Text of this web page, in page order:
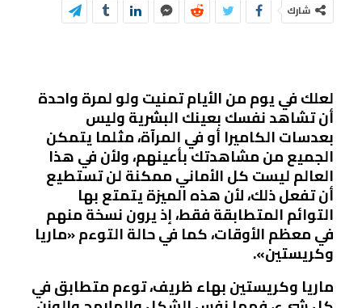
شارك
لعلك في يوم من الأيام تمنيت ولو لمرة واحدة
أن تشاهد نفسك بعينك البشرية وليس
بعدسات الكاميرا أو في المرآة، مثلما يتمكن
الجميع من مشاهدتك بأعينهم، ولأن في هذا
العالم ليست كل الأماني ممكنة لن تستطيع
أن تفعل ذلك، لأن هذه الميزة يتمتع بها
التوائم المتطابقة فقط، إذ يرون نسخة منهم
في معظم الأوقات، كما في حالة التوءم «ماريا
وكريستين».
ماريا وكريستين بهاء ظريف، توءم متطابق في